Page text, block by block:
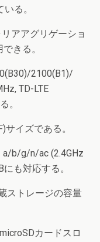
る。
アアグリゲーショ
きる。
2100(B1)/
TD-LTE
。
イズである。
a/b/g/n/ac (2.4GHz
も対応する。
ストレージの容量
カードスロ